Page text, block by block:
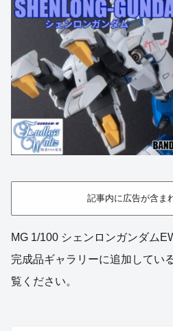
記事内に広告が含ま
MG 1/100 シェンロンガンダム
完成品ギャラリーに追加してい
覧ください。